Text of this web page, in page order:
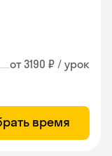
от 3190 ₽ / урок
время